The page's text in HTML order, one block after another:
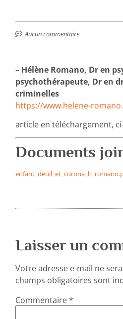
Aucun commentaire
– Hélène Romano, Dr en
psychothérapeute, Dr en
criminelles
https://www.helene-
article en téléchargement,
Documents
Laisser un
Votre adresse e-mail ne
champs obligatoires sont
Commentaire*